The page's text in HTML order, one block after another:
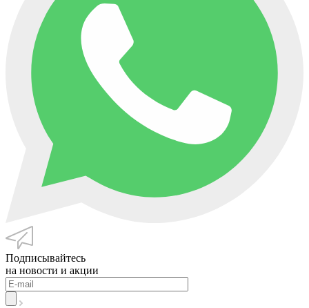
Подписывайтесь
на новости и акции